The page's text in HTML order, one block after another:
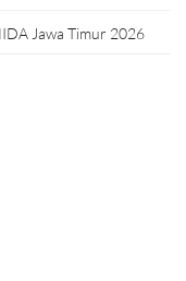
Jawa Timur 2026